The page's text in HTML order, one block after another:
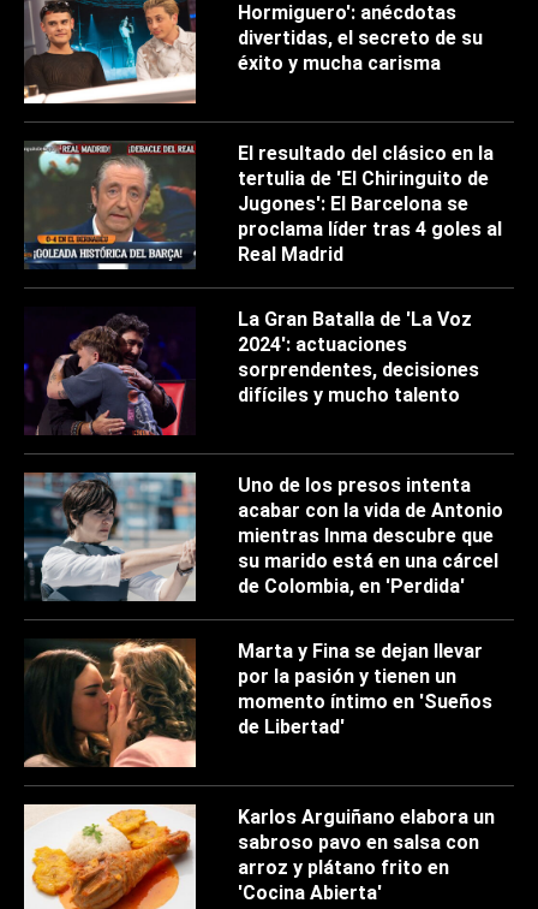
Hormiguero': anécdotas
divertidas, el secreto de su
éxito y mucha carisma
El resultado del clásico en la
tertulia de 'El Chiringuito de
Jugones': El Barcelona se
proclama líder tras 4 goles al
Real Madrid
La Gran Batalla de 'La Voz
2024': actuaciones
sorprendentes, decisiones
difíciles y mucho talento
Uno de los presos intenta
acabar con la vida de Antonio
mientras Inma descubre que
su marido está en una cárcel
de Colombia, en 'Perdida'
Marta y Fina se dejan llevar
por la pasión y tienen un
momento íntimo en 'Sueños
de Libertad'
Karlos Arguiñano elabora un
sabroso pavo en salsa con
arroz y plátano frito en
'Cocina Abierta'